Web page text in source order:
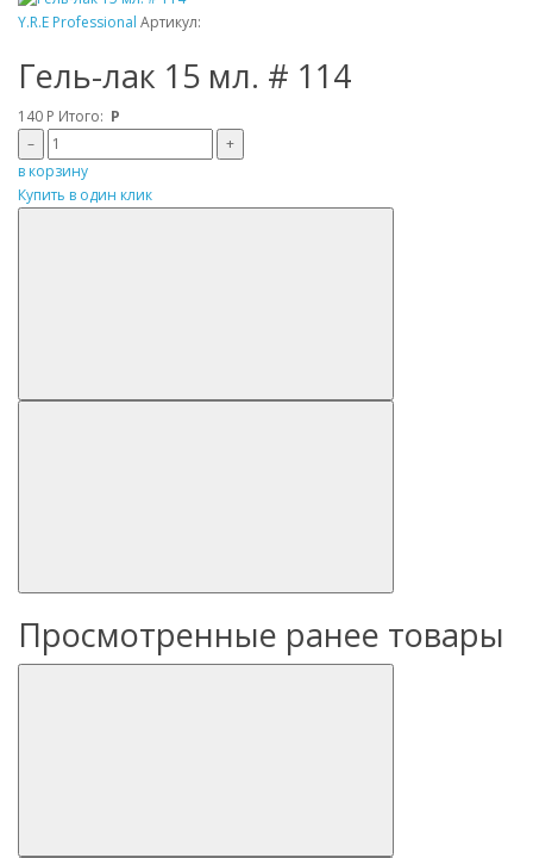
Y.R.E Professional Артикул:
Гель-лак 15 мл. # 114
140 Р Итого: Р
–
+
в корзину
Купить в один клик
Просмотренные ранее товары